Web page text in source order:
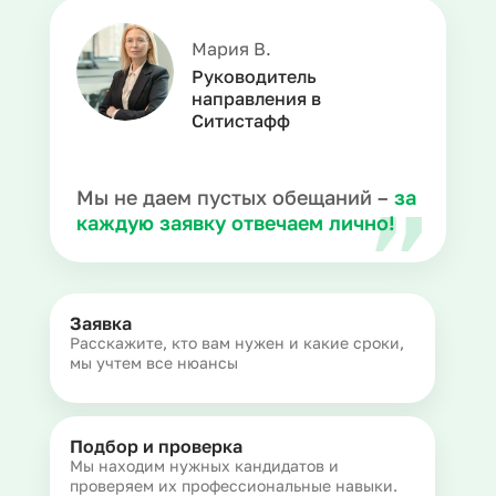
Мария В.
Руководитель
направления в
Ситистафф
Мы не даем пустых обещаний – за
каждую заявку отвечаем лично!
Заявка
Расскажите, кто вам нужен и какие сроки,
мы учтем все нюансы
Подбор и проверка
Мы находим нужных кандидатов и
проверяем их профессиональные навыки.